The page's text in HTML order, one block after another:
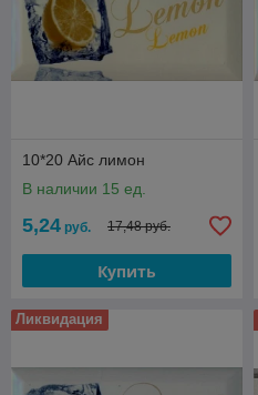
10*20 Айс лимон
В наличии 15 ед.
5,24 руб. 17,48 руб.
Купить
Ликвидация